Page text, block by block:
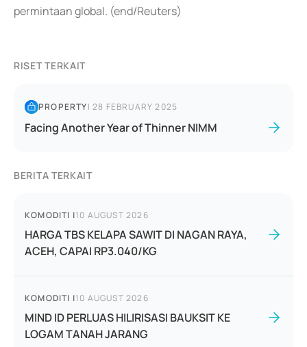
permintaan global. (end/Reuters)
RISET TERKAIT
PROPERTY|28 FEBRUARY 2025
Facing Another Year of Thinner NIMM
BERITA TERKAIT
KOMODITI |10 AUGUST 2026
HARGA TBS KELAPA SAWIT DI NAGAN RAYA,
ACEH, CAPAI RP3.040/KG
KOMODITI |10 AUGUST 2026
MIND ID PERLUAS HILIRISASI BAUKSIT KE
LOGAM TANAH JARANG